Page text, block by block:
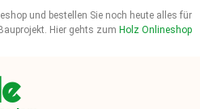
und bestellen Sie noch heute alles für
Hier gehts zum Holz Onlineshop